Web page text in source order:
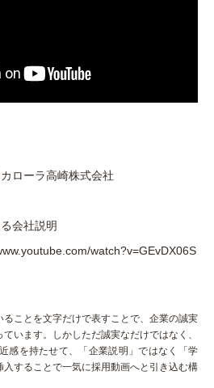
ローラ高崎株式会社
会社説明
watch?v=GEvDX06S
ことを文字だけで表すことで、企業の誠実
います。しかしただ誠実なだけではなく、
感を持たせて、「企業説明」ではなく「学
することで一気に採用動画へと引き込む構